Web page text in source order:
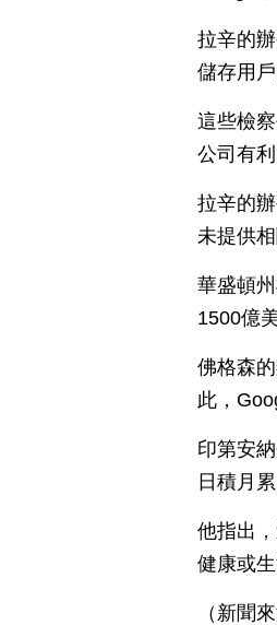
拉辛的
儲存用
這些檢
公司有
拉辛的
未提供
華盛頓
1500億
佛格森
此，
印第安
日積月
他指出
健康或
（新聞